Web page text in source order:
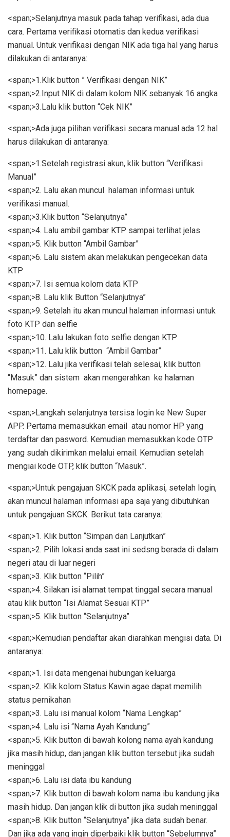
<span;>Selanjutnya masuk pada tahap verifikasi, ada dua
cara. Pertama verifikasi otomatis dan kedua verifikasi
manual. Untuk verifikasi dengan NIK ada tiga hal yang harus
dilakukan di antaranya:
<span;>1.Klik button ” Verifikasi dengan NIK”
<span;>2.Input NIK di dalam kolom NIK sebanyak 16 angka
<span;>3.Lalu klik button “Cek NIK”
<span;>Ada juga pilihan verifikasi secara manual ada 12 hal
harus dilakukan di antaranya:
<span;>1.Setelah registrasi akun, klik button “Verifikasi
Manual”
<span;>2. Lalu akan muncul halaman informasi untuk
verifikasi manual.
<span;>3.Klik button “Selanjutnya”
<span;>4. Lalu ambil gambar KTP sampai terlihat jelas
<span;>5. Klik button “Ambil Gambar”
<span;>6. Lalu sistem akan melakukan pengecekan data
KTP
<span;>7. Isi semua kolom data KTP
<span;>8. Lalu klik Button “Selanjutnya”
<span;>9. Setelah itu akan muncul halaman informasi untuk
foto KTP dan selfie
<span;>10. Lalu lakukan foto selfie dengan KTP
<span;>11. Lalu klik button “Ambil Gambar”
<span;>12. Lalu jika verifikasi telah selesai, klik button
“Masuk” dan sistem akan mengerahkan ke halaman
homepage.
<span;>Langkah selanjutnya tersisa login ke New Super
APP. Pertama memasukkan email atau nomor HP yang
terdaftar dan pasword. Kemudian memasukkan kode OTP
yang sudah dikirimkan melalui email. Kemudian setelah
mengiai kode OTP, klik button “Masuk”.
<span;>Untuk pengajuan SKCK pada aplikasi, setelah login,
akan muncul halaman informasi apa saja yang dibutuhkan
untuk pengajuan SKCK. Berikut tata caranya:
<span;>1. Klik button “Simpan dan Lanjutkan”
<span;>2. Pilih lokasi anda saat ini sedsng berada di dalam
negeri atau di luar negeri
<span;>3. Klik button “Pilih”
<span;>4. Silakan isi alamat tempat tinggal secara manual
atau klik button “Isi Alamat Sesuai KTP”
<span;>5. Klik button “Selanjutnya”
<span;>Kemudian pendaftar akan diarahkan mengisi data. Di
antaranya:
<span;>1. Isi data mengenai hubungan keluarga
<span;>2. Klik kolom Status Kawin agae dapat memilih
status pernikahan
<span;>3. Lalu isi manual kolom “Nama Lengkap”
<span;>4. Lalu isi “Nama Ayah Kandung”
<span;>5. Klik button di bawah kolong nama ayah kandung
jika masih hidup, dan jangan klik button tersebut jika sudah
meninggal
<span;>6. Lalu isi data ibu kandung
<span;>7. Klik button di bawah kolom nama ibu kandung jika
masih hidup. Dan jangan klik di button jika sudah meninggal
<span;>8. Klik button “Selanjutnya” jika data sudah benar.
Dan jika ada yang ingin diperbaiki klik button “Sebelumnya”